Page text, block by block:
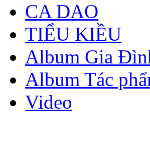
CA DAO
TIỂU KIỀU
Album Gia
Album Tác
Video